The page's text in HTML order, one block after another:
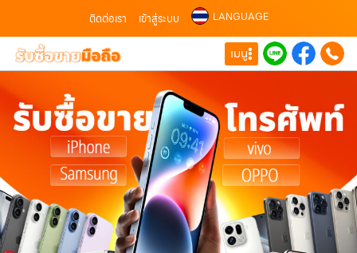
ติดต่อเรา เข้าสู่ระบบ LANGUAGE
เมนู